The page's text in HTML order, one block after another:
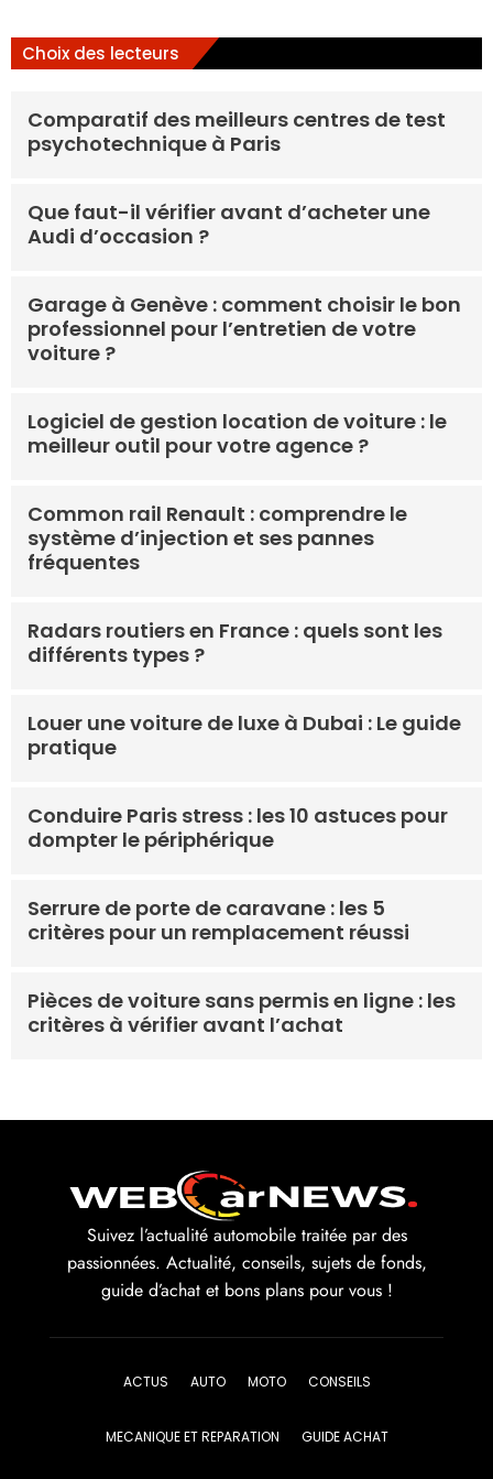
Choix des lecteurs
Comparatif des meilleurs centres de test
psychotechnique à Paris
Que faut-il vérifier avant d’acheter une
Audi d’occasion ?
Garage à Genève : comment choisir le bon
professionnel pour l’entretien de votre
voiture ?
Logiciel de gestion location de voiture : le
meilleur outil pour votre agence ?
Common rail Renault : comprendre le
système d’injection et ses pannes
fréquentes
Radars routiers en France : quels sont les
différents types ?
Louer une voiture de luxe à Dubai : Le guide
pratique
Conduire Paris stress : les 10 astuces pour
dompter le périphérique
Serrure de porte de caravane : les 5
critères pour un remplacement réussi
Pièces de voiture sans permis en ligne : les
critères à vérifier avant l’achat
Suivez l’actualité automobile traitée par des
passionnées. Actualité, conseils, sujets de fonds,
guide d’achat et bons plans pour vous !
ACTUS AUTO MOTO CONSEILS
MECANIQUE ET REPARATION GUIDE ACHAT